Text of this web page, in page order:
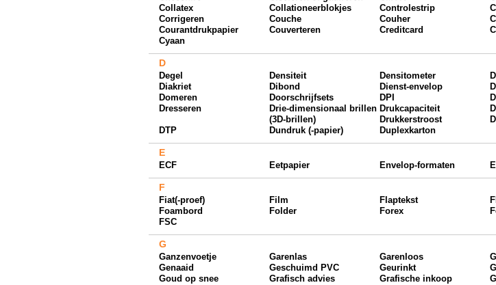
Collatex
Collationeerblokjes Controlestrip
Corrigeren
Couche Couher
Courantdrukpapier
Couverteren Creditcard
Cyaan
D
Degel Densiteit Densitometer
Diakriet
Dibond Dienst-envelop
Domeren
Doorschrijfsets DPI
Dresseren
Drie-dimensionaal brillen
(3D-brillen)
Drukcapaciteit
Drukkerstroost
DTP
Dundruk (-papier) Duplexkarton
E
ECF Eetpapier Envelop-formaten
F
Fiat(-proef) Film Flaptekst
Foambord
Folder Forex
FSC
G
Ganzenvoetje Garenlas Garenloos
Genaaid
Geschuimd PVC Geurinkt
Goud op snee
Grafisch advies Grafische inkoop